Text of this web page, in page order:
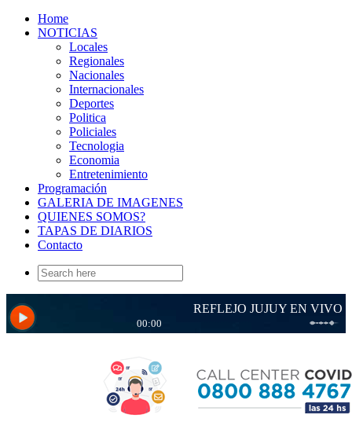
Home
NOTICIAS
Locales
Regionales
Nacionales
Internacionales
Deportes
Politica
Policiales
Tecnologia
Economia
Entretenimiento
Programación
GALERIA DE IMAGENES
QUIENES SOMOS?
TAPAS DE DIARIOS
Contacto
Search
for: